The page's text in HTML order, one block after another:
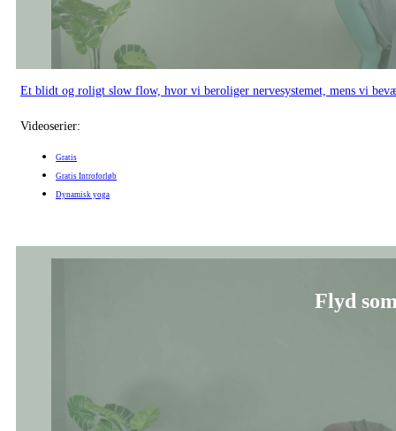
Et blidt og roligt slow flow, hvor vi beroliger nervesystemet, mens vi
Videoserier:
Gratis
Gratis Introforløb
Dynamisk yoga
Flyd